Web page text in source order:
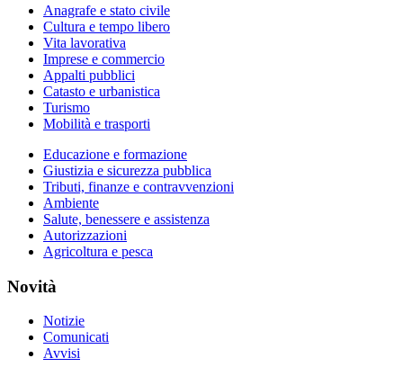
Anagrafe e stato civile
Cultura e tempo libero
Vita lavorativa
Imprese e commercio
Appalti pubblici
Catasto e urbanistica
Turismo
Mobilità e trasporti
Educazione e formazione
Giustizia e sicurezza pubblica
Tributi, finanze e contravvenzioni
Ambiente
Salute, benessere e assistenza
Autorizzazioni
Agricoltura e pesca
Novità
Notizie
Comunicati
Avvisi